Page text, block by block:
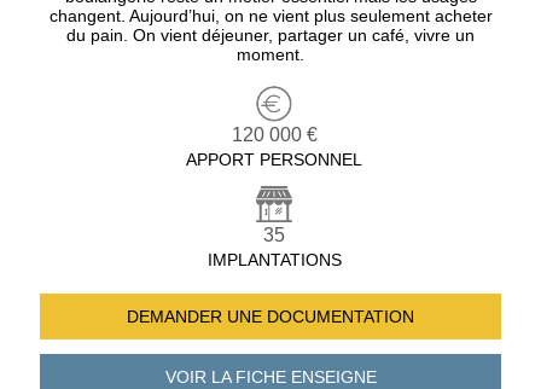
changent. Aujourd’hui, on ne vient plus seulement acheter
du pain. On vient déjeuner, partager un café, vivre un
moment.
120 000 €
APPORT PERSONNEL
35
IMPLANTATIONS
DEMANDER UNE DOCUMENTATION
VOIR LA FICHEENSEIGNE